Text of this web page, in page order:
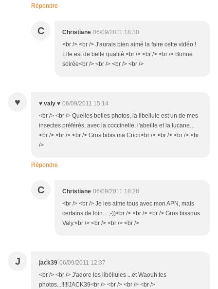
Répondre
C Christiane 06/09/2011 18:30
<br /> <br /> J'aurais bien aimé la faire cette vidéo !
Elle est de belle qualité.<br /> <br /> <br /> Bonne
soirée<br /> <br /> <br /> <br />
♥ ♥ valy ♥ 06/09/2011 15:14
<br /> <br /> Quelles belles photos, la libellule est un de mes
insectes préférés, avec la coccinelle, l'abeille et la lucane...
<br /> <br /> <br /> Gros bibis ma Cricri<br /> <br /> <br /> <br
/>
Répondre
C Christiane 06/09/2011 18:28
<br /> <br /> Je les aime tous avec mon APN, mais
certains de loin... ;-))<br /> <br /> <br /> Gros bissous
Valy.<br /> <br /> <br /> <br />
J jack39 06/09/2011 12:37
<br /> <br /> J'adore les libéllules ...et Waouh tes
photos...!!!!!JACK39<br /> <br /> <br /> <br />